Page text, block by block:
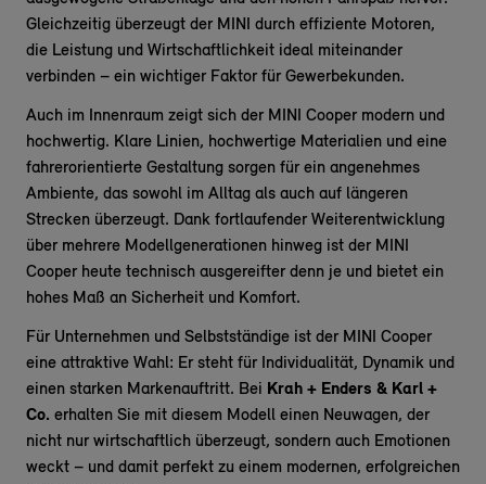
Gleichzeitig überzeugt der MINI durch effiziente Motoren,
die Leistung und Wirtschaftlichkeit ideal miteinander
verbinden – ein wichtiger Faktor für Gewerbekunden.
Auch im Innenraum zeigt sich der MINI Cooper modern und
hochwertig. Klare Linien, hochwertige Materialien und eine
fahrerorientierte Gestaltung sorgen für ein angenehmes
Ambiente, das sowohl im Alltag als auch auf längeren
Strecken überzeugt. Dank fortlaufender Weiterentwicklung
über mehrere Modellgenerationen hinweg ist der MINI
Cooper heute technisch ausgereifter denn je und bietet ein
hohes Maß an Sicherheit und Komfort.
Für Unternehmen und Selbstständige ist der MINI Cooper
eine attraktive Wahl: Er steht für Individualität, Dynamik und
einen starken Markenauftritt. Bei Krah + Enders & Karl +
Co. erhalten Sie mit diesem Modell einen Neuwagen, der
nicht nur wirtschaftlich überzeugt, sondern auch Emotionen
weckt – und damit perfekt zu einem modernen, erfolgreichen